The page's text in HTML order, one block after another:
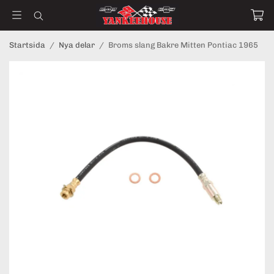
Startsida / Nya delar / Broms slang Bakre Mitten Pontiac 1965